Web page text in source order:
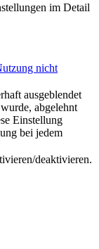
im Detail
nicht
ausgeblendet
abgelehnt
Einstellung
bei jedem
deaktivieren.